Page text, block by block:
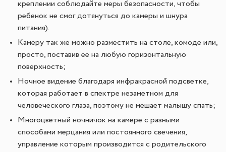
креплении соблюдайте меры безопасности, чтобы
ребенок не смог дотянуться до камеры и шнура
питания).
Камеру так же можно разместить на столе, комоде или,
просто, поставив ее на любую горизонтальную
поверхность;
Ночное видение благодаря инфракрасной подсветке,
которая работает в спектре незаметном для
человеческого глаза, поэтому не мешает малышу спать;
Многоцветный ночничок на камере с разными
способами мерцания или постоянного свечения,
управление которым производится с родительского